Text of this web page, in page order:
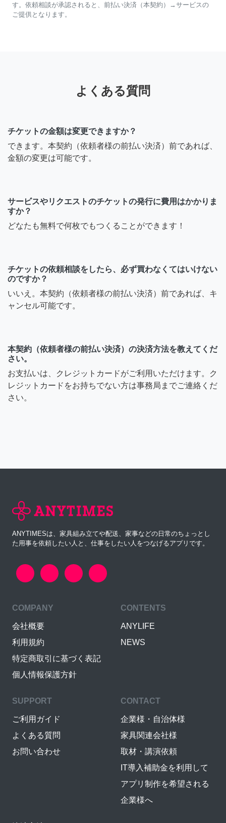
す。依頼相談が承認されると、前払い決済（本契約）→サービスの
ご提供となります。
よくある質問
チケットの金額は変更できますか？
できます。本契約（依頼者様の前払い決済）前であれば、
金額の変更は可能です。
サービスやリクエストのチケットの発行に費用はかかりま
すか？
どなたも無料で何枚でもつくることができます！
チケットの依頼相談をしたら、必ず買わなくてはいけない
のですか？
いいえ。本契約（依頼者様の前払い決済）前であれば、キ
ャンセル可能です。
本契約（依頼者様の前払い決済）の決済方法を教えてくだ
さい。
お支払いは、クレジットカードがご利用いただけます。ク
レジットカードをお持ちでない方は事務局までご連絡くだ
さい。
ANYTIMESは、家具組み立てや配送、家事などの日常のちょっとし
た用事を依頼したい人と、仕事をしたい人をつなげるアプリです。
COMPANY
会社概要
利用規約
特定商取引に基づく表記
個人情報保護方針
CONTENTS
ANYLIFE
NEWS
SUPPORT
ご利用ガイド
よくある質問
お問い合わせ
CONTACT
企業様・自治体様
家具関連会社様
取材・講演依頼
IT導入補助金を利用して
アプリ制作を希望される
企業様へ